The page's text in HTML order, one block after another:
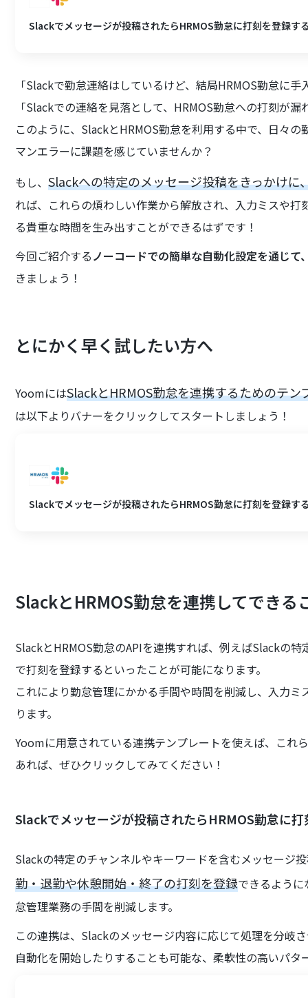
Slackでメッセージが投稿されたらHRMOS勤怠に打刻を登録す
「Slackで勤怠連絡はしているけど、結局HRMOS勤怠に
「Slackでの連絡を見落として、HRMOS勤怠への打刻が
このように、SlackとHRMOS勤怠を利用する中で、日々
マンエラーに課題を感じていませんか？
もし、Slackへの特定のメッセージ投稿をきっかけ
れば、これらの煩わしい作業から解放され、入力ミスや
る貴重な時間を生み出すことができるはずです！
今回ご紹介するノーコードでの簡単な自動化設定を通じて
きましょう！
とにかく早く試したい方へ
YoomにはSlackとHRMOS勤怠を連携するためのテン
は以下よりバナーをクリックしてスタートしましょう！
Slackでメッセージが投稿されたらHRMOS勤怠に打刻を登録す
SlackとHRMOS勤怠を連携してできる
SlackとHRMOS勤怠のAPIを連携すれば、例えばSlackの
で打刻を登録するといったことが可能になります。
これにより勤怠管理にかかる手間や時間を削減し、入力
ります。
Yoomに用意されている連携テンプレートを使えば、これ
あれば、ぜひクリックしてみてください！
Slackでメッセージが投稿されたらHRMOS勤怠に
Slackの特定のチャンネルやキーワードを含むメッセージ
勤・退勤や休憩開始・終了の打刻を登録できるよう
怠管理業務の手間を削減します。
この連携は、Slackのメッセージ内容に応じて処理を分岐
自動化を開始したりすることも可能な、柔軟性の高いパタ